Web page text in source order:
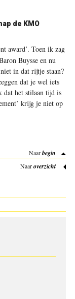
de KMO
award’. Toen ik zag
Buysse en nu
in dat rijtje staan?
dat je wel iets
dat het stilaan tijd is
krijg je niet op
Naarbegin
Naaroverzicht